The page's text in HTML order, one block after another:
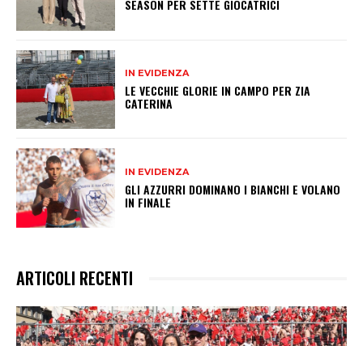
SEASON PER SETTE GIOCATRICI
IN EVIDENZA
LE VECCHIE GLORIE IN CAMPO PER ZIA
CATERINA
IN EVIDENZA
GLI AZZURRI DOMINANO I BIANCHI E VOLANO
IN FINALE
ARTICOLI RECENTI